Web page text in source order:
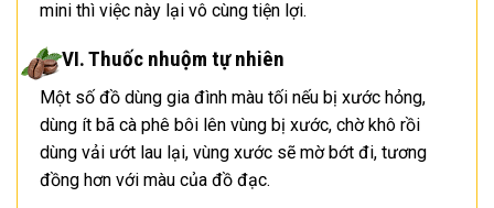
mini thì việc này lại vô cùng tiện lợi.
VI. Thuốc nhuộm tự nhiên
Một số đồ dùng gia đình màu tối nếu bị xước hỏng,
dùng ít bã cà phê bôi lên vùng bị xước, chờ khô rồi
dùng vải ướt lau lại, vùng xước sẽ mờ bớt đi, tương
đồng hơn với màu của đồ đạc.